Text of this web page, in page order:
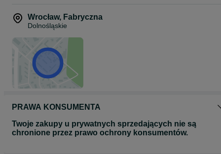
Wrocław, Fabryczna
Dolnośląskie
PRAWA KONSUMENTA
Twoje zakupy u prywatnych sprzedających nie są
chronione przez prawo ochrony konsumentów.